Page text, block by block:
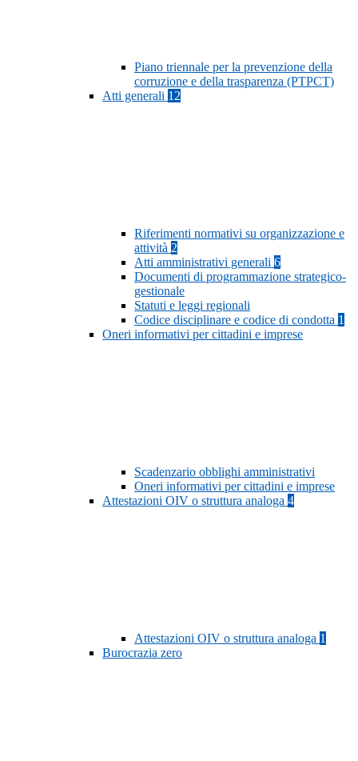
Piano triennale per la prevenzione della
corruzione e della trasparenza (PTPCT)
Atti generali 12
Riferimenti normativi su organizzazione e
attività 2
Atti amministrativi generali 6
Documenti di programmazione strategico-
gestionale
Statuti e leggi regionali
Codice disciplinare e codice di condotta 1
Oneri informativi per cittadini e imprese
Scadenzario obblighi amministrativi
Oneri informativi per cittadini e imprese
Attestazioni OIV o struttura analoga 4
Attestazioni OIV o struttura analoga 1
Burocrazia zero